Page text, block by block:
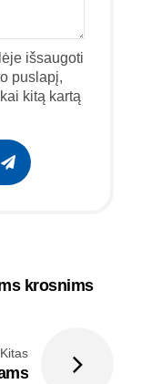
išsaugoti
puslapį,
kitą kartą
krosnims
Kitas